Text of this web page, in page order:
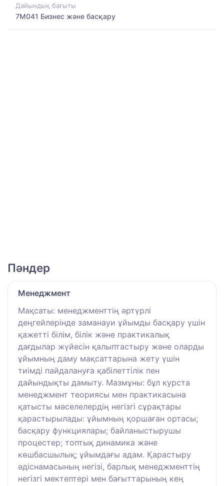
Дайындық бағыты
7M041 Бизнес және басқару
Пәндер
Менеджмент
Мақсаты: менеджменттің әртүрлі
деңгейлерінде заманауи ұйымды басқару үшін
қажетті білім, білік және практикалық
дағдылар жүйесін қалыптастыру және оларды
ұйымның даму мақсаттарына жету үшін
тиімді пайдалануға қабілеттілік пен
дайындықты дамыту. Мазмұны: бұл курста
менеджмент теориясы мен практикасына
қатысты мәселелердің негізгі сұрақтары
қарастырылады: ұйымның қоршаған ортасы;
басқару функциялары; байланыстырушы
процестер; топтық динамика және
көшбасшылық; ұйымдағы адам. Қарастыру
әдіснамасының негізі, барлық менеджменттің
негізгі мектептері мен бағыттарының кең